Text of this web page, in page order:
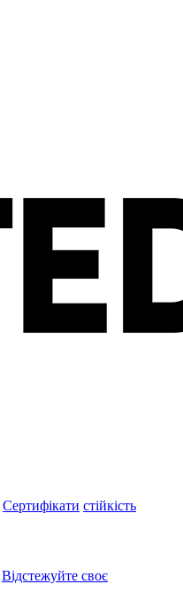
Сертифікати стійкість
Відстежуйте своє